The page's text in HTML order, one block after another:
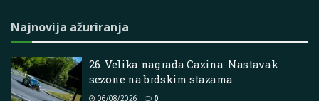
Najnovija ažuriranja
26. Velika nagrada Cazina: Nastavak
sezone na brdskim stazama
06/08/2026 0